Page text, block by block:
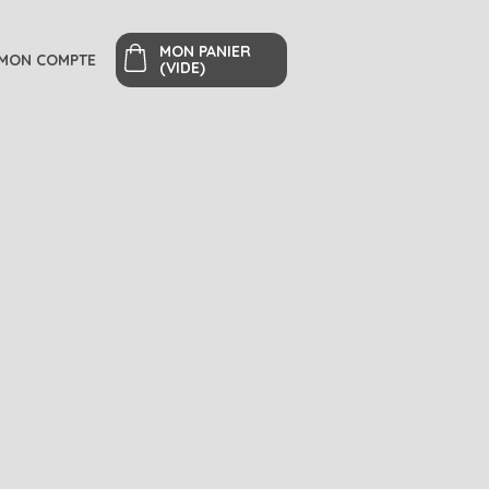
COMPTE
MON PANIER
(VIDE)